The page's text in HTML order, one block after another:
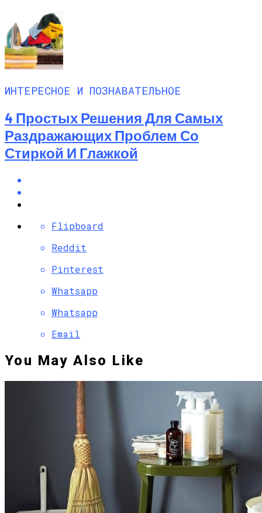
ИНТЕРЕСНОЕ И ПОЗНАВАТЕЛЬНОЕ
4 Простых Решения Для Самых
Раздражающих Проблем Со
Стиркой И Глажкой
Flipboard
Reddit
Pinterest
Whatsapp
Whatsapp
Email
You May Also Like